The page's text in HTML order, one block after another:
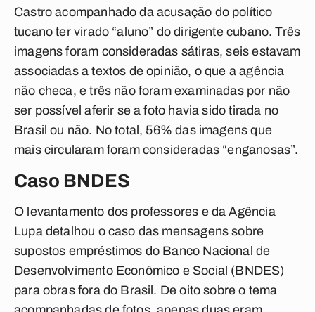
Castro acompanhado da acusação do político
tucano ter virado “aluno” do dirigente cubano. Três
imagens foram consideradas sátiras, seis estavam
associadas a textos de opinião, o que a agência
não checa, e três não foram examinadas por não
ser possível aferir se a foto havia sido tirada no
Brasil ou não. No total, 56% das imagens que
mais circularam foram consideradas “enganosas”.
Caso BNDES
O levantamento dos professores e da Agência
Lupa detalhou o caso das mensagens sobre
supostos empréstimos do Banco Nacional de
Desenvolvimento Econômico e Social (BNDES)
para obras fora do Brasil. De oito sobre o tema